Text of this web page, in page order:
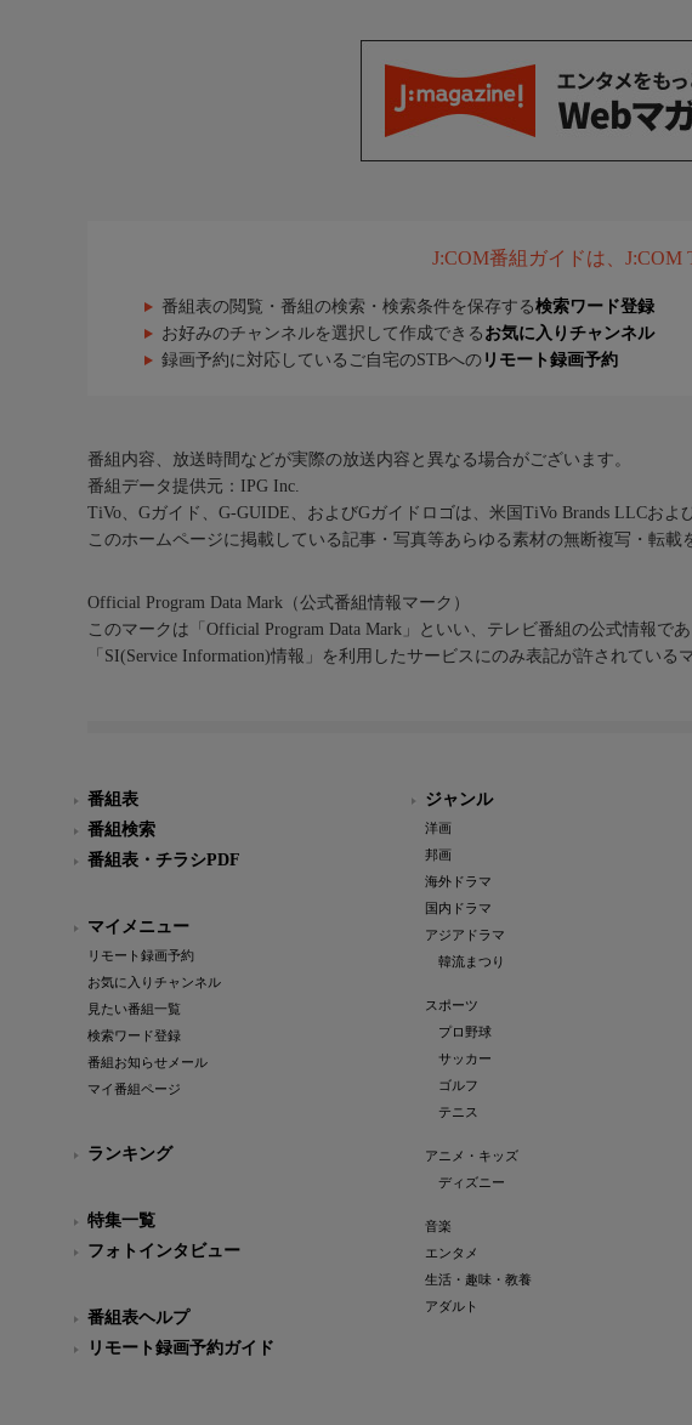
J:COM番組ガイドは、
番組表の閲覧・番組の検索・検索条件を保存する検索ワード登録
お好みのチャンネルを選択して作成できる お気に入りチャンネル
録画予約に対応しているご自宅のSTBへの リモート録画予約
番組内容、放送時間などが実際の放送内容と異なる場合がございます。
番組データ提供元：IPG Inc.
TiVo、Gガイド、G-GUIDE、およびGガイドロゴは、米国TiVo Brands LLCお
このホームページに掲載している記事・写真等あらゆる素材の無断複写・転載
Official Program Data Mark（公式番組情報マーク）
このマークは「Official Program Data Mark」といい、テレビ番組の公式情報であ
「SI(Service Information)情報」を利用したサービスにのみ表記が許されている
番組表
番組検索
番組表・チラシPDF
マイメニュー
リモート録画予約
お気に入りチャンネル
見たい番組一覧
検索ワード登録
番組お知らせメール
マイ番組ページ
ランキング
特集一覧
フォトインタビュー
番組表ヘルプ
リモート録画予約ガイド
ジャンル
洋画
邦画
海外ドラマ
国内ドラマ
アジアドラマ
韓流まつり
スポーツ
プロ野球
サッカー
ゴルフ
テニス
アニメ・キッズ
ディズニー
音楽
エンタメ
生活・趣味・教養
アダルト